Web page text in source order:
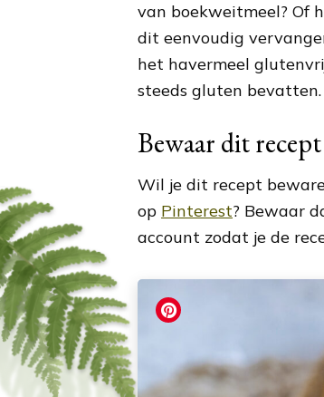
van boekweitmeel? Of
dit eenvoudig
het havermeel
steeds gluten bevatten.
Bewaar dit
Wil je dit recept
op Pinterest? Bewaar
account zodat je de